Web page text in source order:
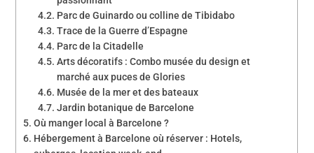
Parc de Guinardo ou colline de Tibidabo
Trace de la Guerre d’Espagne
Parc de la Citadelle
Arts décoratifs : Combo musée du design et
marché aux puces de Glories
Musée de la mer et des bateaux
Jardin botanique de Barcelone
Où manger local à Barcelone ?
Hébergement à Barcelone où réserver : Hotels,